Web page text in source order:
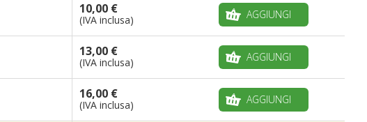
10,00 €
(IVA inclusa) AGGIUNGI
13,00 €
(IVA inclusa) AGGIUNGI
16,00 €
(IVA inclusa) AGGIUNGI